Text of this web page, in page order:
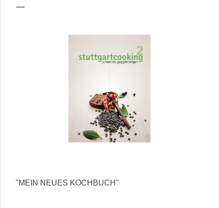
"MEIN NEUES KOCHBUCH"